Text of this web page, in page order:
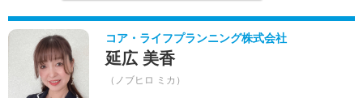
コア・ライフプランニング株式会社
延広 美香
（ノブヒロ ミカ）